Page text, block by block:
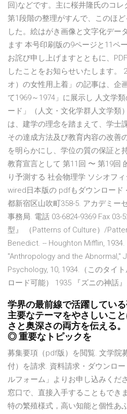
回)などです。主に桜井隆氏のコレ
第1段階の整理がすんで、このほ
した。絵はがき画像と文字化デー
ます 本号印刷版の9ページと11ペ
お詫び申し上げますとともに、
したことをお知らせいたします。
オ）の女性用上着」の記事は、企
て1969～1974」に展示し 人文学
ード」（人文・文化学群人文学類
は、建学の理念を踏まえて、学士
その達成方法及び教育内容の改善
を明らかにし、学位の質の保証と
教育宣言として 第11回 〜 第19回
り予測する 社会物理学 ソシオフ
wired日本版の pdfもダウンロード
都新宿区山吹町358-5. アカデミー
事務局. 電話 03-6824-9369 Fax 03-
型』 （Patterns of Culture）/
Benedict. -- Houghton Mifflin,
"Anthropology and the Abnormal,"
Psychology, 10, 1934.（このタイ
ロード可能） 1935 『ズニの神話
学界の最前線で活躍してい
主要なテーマをやさしいこ
さと奥深さの両方を伝える。
◎ 重要なトピックを
募集要項（pdf版）を閲覧. 文学院
付）を請求. 資料請求・ダウンロ
ルフォーム」よりお申し込みくだ
窓口で、直接入手することもでき
特の繁殖様式，高い知能と個性あ